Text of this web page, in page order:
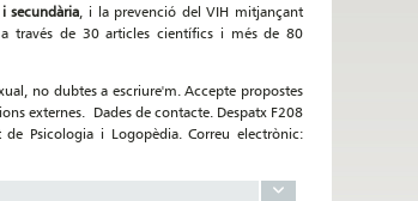
secundària, i la prevenció del VIH mitjançant
través de 30 articles científics i més de 80
no dubtes a escriure'm. Accepte propostes
externes. Dades de contacte. Despatx F208
Psicologia i Logopèdia. Correu electrònic: